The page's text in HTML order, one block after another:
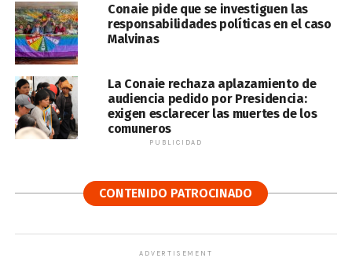
Conaie pide que se investiguen las
responsabilidades políticas en el caso
Malvinas
La Conaie rechaza aplazamiento de
audiencia pedido por Presidencia:
exigen esclarecer las muertes de los
comuneros
PUBLICIDAD
CONTENIDO PATROCINADO
ADVERTISEMENT